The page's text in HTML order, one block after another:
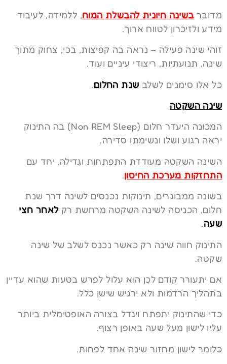
מדוברבשינה חיונית להבשלת המוח, ללמידה, לעיבוד
מידע ולזיכרון לטווח ארוך.
זוהי שינה פעילה – נראה בה קפיצות, בכי, צחוק מתוך
שינה, תנועתיות, ריצודי עיניים ועוד.
כל אלו סימנים לשלב שנת החלום.
שינה השקטה
המכונה היעדר חלום (Non REM Sleep) בה התינוק
יראה רגוע ושלו ונשימתו סדירה.
השינה השקטה מעודדת התפתחות וגדילה, יחד עם
התחזקות מערכת החיסון.
בשונה ממבוגרים, תינוקות נכנסים לשינה דרך שנת
חלום, הכניסה לשינה השקטה מרחשת רקלאחר חצי
שעה.
התינוק חווה שינה רק כאשר נכנס לשלב של שינה
שקטה.
אם יתעורר קודם לכן הוא עלול לפרש בטעות שהוא עדיין
בתהליך הרדמות ולא ירגיש שישן כלל.
כדי שהתינוק יתפתח ויגדל בצורה האופטימלית ביותר
עליו לישון מעל שעה באופן רצוף.
כלומר לישון מחזור שינה אחד לפחות.